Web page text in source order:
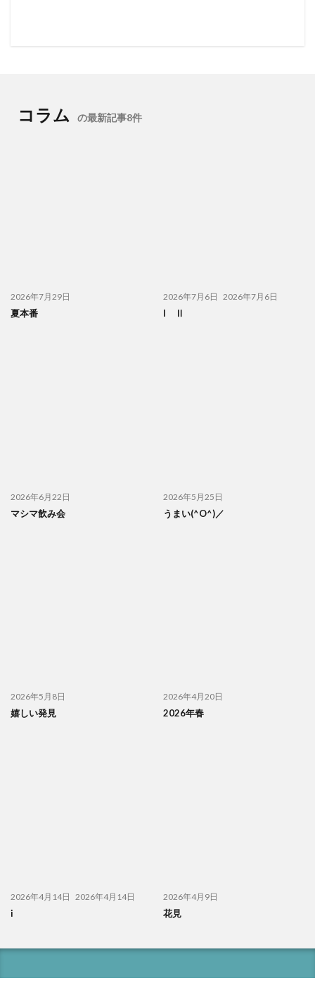
コラム の最新記事8件
2026年7月29日
夏本番
2026年7月6日 2026年7月6日
I Ⅱ
2026年6月22日
マシマ飲み会
2026年5月25日
うまい(^O^)／
2026年5月8日
嬉しい発見
2026年4月20日
2026年春
2026年4月14日 2026年4月14日
i
2026年4月9日
花見